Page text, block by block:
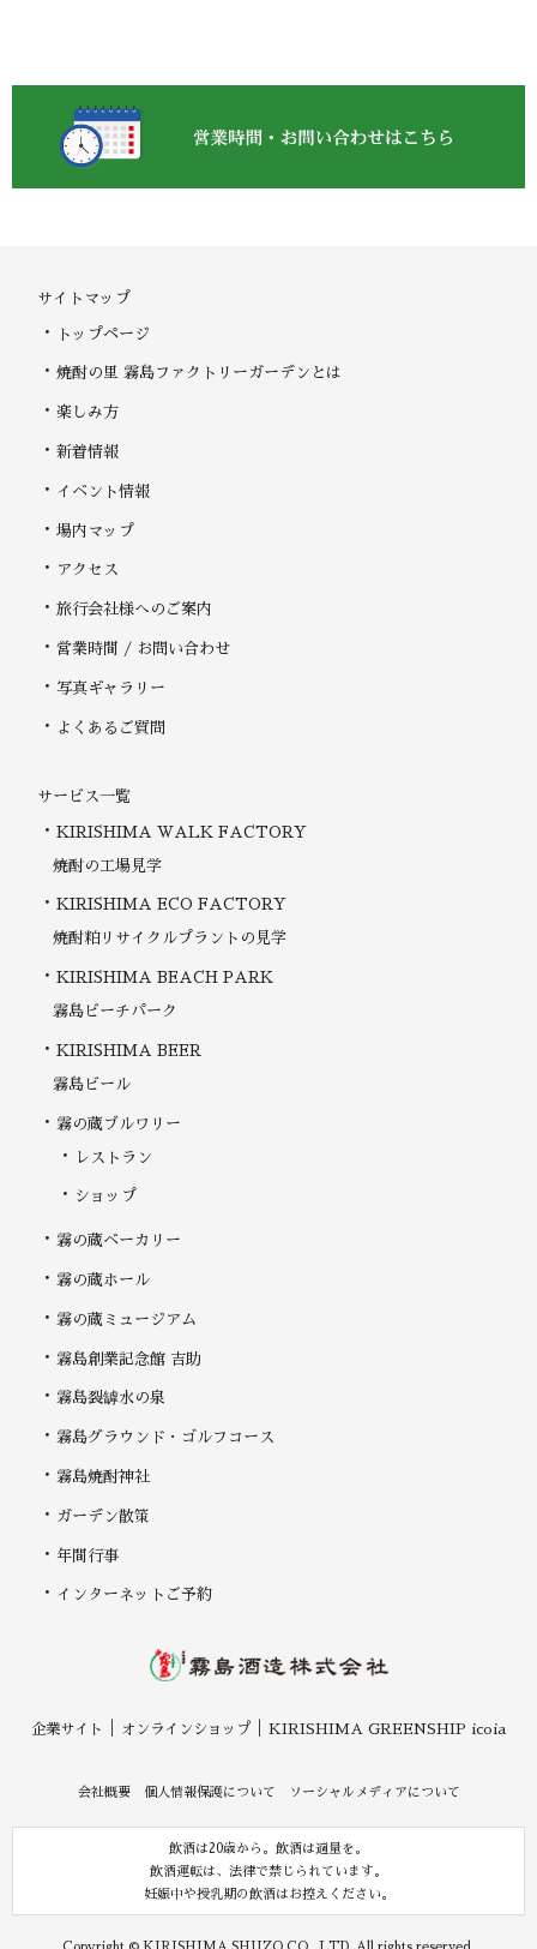
サイトマップ
トップページ
焼酎の里 霧島ファクトリーガーデンとは
楽しみ方
新着情報
イベント情報
場内マップ
アクセス
旅行会社様へのご案内
営業時間 / お問い合わせ
写真ギャラリー
よくあるご質問
サービス一覧
KIRISHIMA WALK FACTORY
焼酎の工場見学
KIRISHIMA ECO FACTORY
焼酎粕リサイクルプラントの見学
KIRISHIMA BEACH PARK
霧島ビーチパーク
KIRISHIMA BEER
霧島ビール
霧の蔵ブルワリー
レストラン
ショップ
霧の蔵ベーカリー
霧の蔵ホール
霧の蔵ミュージアム
霧島創業記念館 吉助
霧島裂罅水の泉
霧島グラウンド・ゴルフコース
霧島焼酎神社
ガーデン散策
年間行事
インターネットご予約
企業サイト オンラインショップ KIRISHIMA GREENSHIP icoia
会社概要 個人情報保護について ソーシャルメディアについて
飲酒は20歳から。飲酒は適量を。
飲酒運転は、法律で禁じられています。
妊娠中や授乳期の飲酒はお控えください。